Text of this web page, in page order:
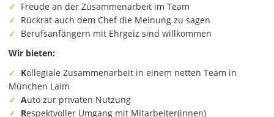
Freude an der Zusammenarbeit im Team
Rückrat auch dem Chef die Meinung zu sagen
Berufsanfängern mit Ehrgeiz sind willkommen
Wir bieten:
Kollegiale Zusammenarbeit in einem netten Team in
München Laim
Auto zur privaten Nutzung
Respektvoller Umgang mit Mitarbeiter(innen)